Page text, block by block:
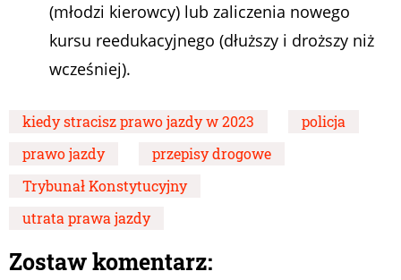
(młodzi kierowcy) lub zaliczenia nowego
kursu reedukacyjnego (dłuższy i droższy niż
wcześniej).
kiedy stracisz prawo jazdy w 2023
policja
prawo jazdy
przepisy drogowe
Trybunał Konstytucyjny
utrata prawa jazdy
Zostaw komentarz: